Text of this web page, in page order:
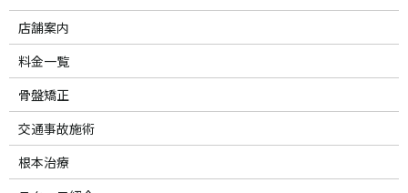
店舗案内
料金一覧
骨盤矯正
交通事故施術
根本治療